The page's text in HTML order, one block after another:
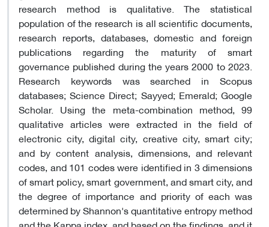
research method is qualitative. The statistical
population of the research is all scientific documents,
research reports, databases, domestic and foreign
publications regarding the maturity of smart
governance published during the years 2000 to 2023.
Research keywords was searched in Scopus
databases; Science Direct; Sayyed; Emerald; Google
Scholar. Using the meta-combination method, 99
qualitative articles were extracted in the field of
electronic city, digital city, creative city, smart city;
and by content analysis, dimensions, and relevant
codes, and 101 codes were identified in 3 dimensions
of smart policy, smart government, and smart city, and
the degree of importance and priority of each was
determined by Shannon's quantitative entropy method